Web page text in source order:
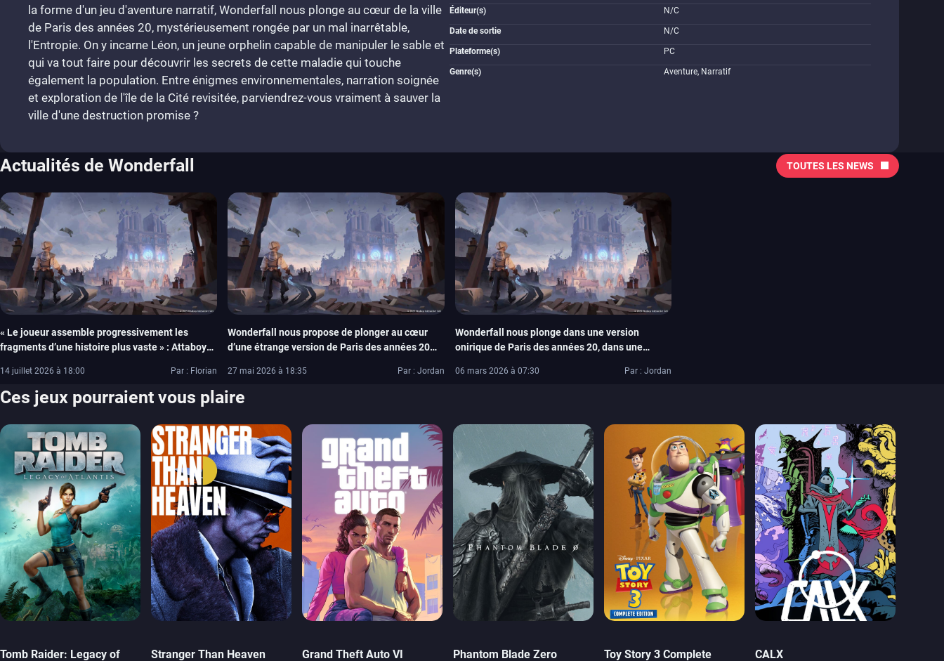
la forme d'un jeu d'aventure narratif, Wonderfall nous plonge au cœur de la ville
de Paris des années 20, mystérieusement rongée par un mal inarrêtable,
l'Entropie. On y incarne Léon, un jeune orphelin capable de manipuler le sable et
qui va tout faire pour découvrir les secrets de cette maladie qui touche
également la population. Entre énigmes environnementales, narration soignée
et exploration de l'île de la Cité revisitée, parviendrez-vous vraiment à sauver la
ville d'une destruction promise ?
Éditeur(s) N/C
Date de sortie N/C
Plateforme(s) PC
Genre(s) Aventure, Narratif
Actualités de Wonderfall
« Le joueur assemble progressivement les
fragments d’une histoire plus vaste » : Attaboy
Wonderfall
14 juillet 2026 à 18:00 Par : Florian
Wonderfall nous propose de plonger au cœur
d’une étrange version de Paris des années 20
27 mai 2026 à 18:35 Par : Jordan
Wonderfall nous plonge dans une version
onirique de Paris des années 20, dans une
06 mars 2026 à 07:30 Par : Jordan
TOUTES LES NEWS
Ces jeux pourraient vous plaire
Tomb Raider: Legacy of Stranger Than Heaven Grand Theft Auto VI Phantom Blade Zero Toy Story 3 Complete CALX